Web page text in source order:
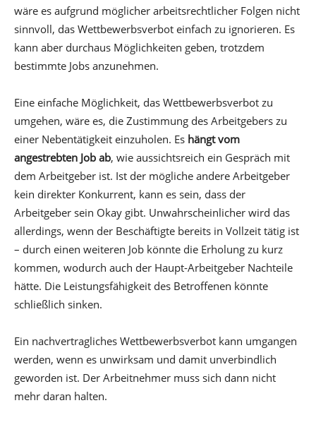
wäre es aufgrund möglicher arbeitsrechtlicher Folgen nicht
sinnvoll, das Wettbewerbsverbot einfach zu ignorieren. Es
kann aber durchaus Möglichkeiten geben, trotzdem
bestimmte Jobs anzunehmen.
Eine einfache Möglichkeit, das Wettbewerbsverbot zu
umgehen, wäre es, die Zustimmung des Arbeitgebers zu
einer Nebentätigkeit einzuholen. Es hängt vom
angestrebten Job ab, wie aussichtsreich ein Gespräch mit
dem Arbeitgeber ist. Ist der mögliche andere Arbeitgeber
kein direkter Konkurrent, kann es sein, dass der
Arbeitgeber sein Okay gibt. Unwahrscheinlicher wird das
allerdings, wenn der Beschäftigte bereits in Vollzeit tätig ist
– durch einen weiteren Job könnte die Erholung zu kurz
kommen, wodurch auch der Haupt-Arbeitgeber Nachteile
hätte. Die Leistungsfähigkeit des Betroffenen könnte
schließlich sinken.
Ein nachvertragliches Wettbewerbsverbot kann umgangen
werden, wenn es unwirksam und damit unverbindlich
geworden ist. Der Arbeitnehmer muss sich dann nicht
mehr daran halten.